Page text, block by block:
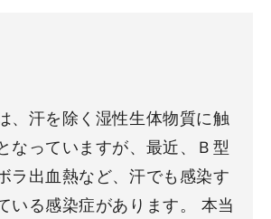
、汗を除く湿性生体物質に触
なっていますが、最近、Ｂ型
ラ出血熱など、汗でも感染す
いる感染症があります。 本当